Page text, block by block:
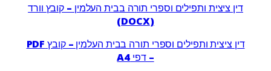
דין ציצית ותפילים וספרי תורה בבית העלמין – קובץ וורד
(DOCX)
דין ציצית ותפילים וספרי תורה בבית העלמין – קובץ PDF
– דפי A4